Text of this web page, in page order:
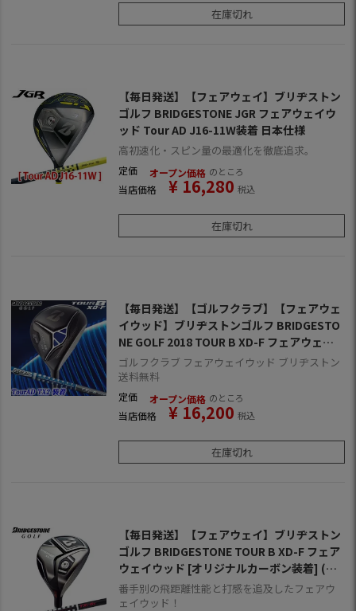
在庫切れ
【毎日発送】【フェアウェイ】ブリヂストン
ゴルフ BRIDGESTONE JGR フェアウェイウ
ッド Tour AD J16-11W装着 日本仕様
高初速化・スピン量の最適化を徹底追求。
定価 オープン価格 のところ
当店価格 ¥ 16,280 税込
在庫切れ
【毎日発送】【ゴルフクラブ】【フェアウェ
イウッド】ブリヂストンゴルフ BRIDGESTO
NE GOLF 2018 TOUR B XD-F フェアウェイ
ウッド [TourAD TX2-6](日本正規品)
ゴルフクラブ フェアウェイウッド ブリヂストン
送料無料
定価 オープン価格 のところ
当店価格 ¥ 16,200 税込
在庫切れ
【毎日発送】【フェアウェイ】ブリヂストン
ゴルフ BRIDGESTONE TOUR B XD-F フェア
ウェイウッド [オリジナルカーボン装着] (日
本正規品)
番手別の飛距離性能と打感を追及したフェアウ
ェイウッド！